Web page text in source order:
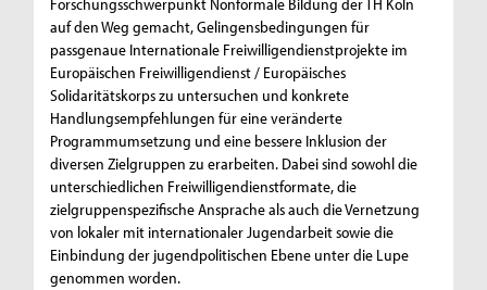
Forschungsschwerpunkt Nonformale Bildung der TH Köln
auf den Weg gemacht, Gelingensbedingungen für
passgenaue Internationale Freiwilligendienstprojekte im
Europäischen Freiwilligendienst / Europäisches
Solidaritätskorps zu untersuchen und konkrete
Handlungsempfehlungen für eine veränderte
Programmumsetzung und eine bessere Inklusion der
diversen Zielgruppen zu erarbeiten. Dabei sind sowohl die
unterschiedlichen Freiwilligendienstformate, die
zielgruppenspezifische Ansprache als auch die Vernetzung
von lokaler mit internationaler Jugendarbeit sowie die
Einbindung der jugendpolitischen Ebene unter die Lupe
genommen worden.